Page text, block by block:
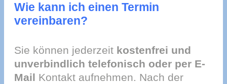
Wie kann ich einen Termin
vereinbaren?
Sie können jederzeit kostenfrei und
unverbindlich telefonisch oder per E-
Mail Kontakt aufnehmen. Nach der